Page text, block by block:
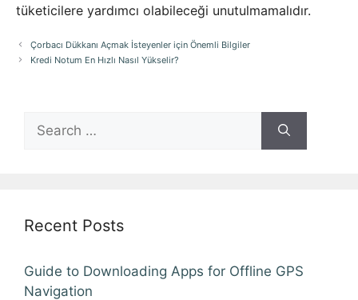
tüketicilere yardımcı olabileceği unutulmamalıdır.
Çorbacı Dükkanı Açmak İsteyenler için Önemli Bilgiler
Kredi Notum En Hızlı Nasıl Yükselir?
for:
Recent Posts
Guide to Downloading Apps for Offline GPS
Navigation